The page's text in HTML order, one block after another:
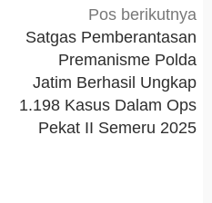
Pos berikutnya
Satgas Pemberantasan
Premanisme Polda
Jatim Berhasil Ungkap
1.198 Kasus Dalam Ops
Pekat II Semeru 2025